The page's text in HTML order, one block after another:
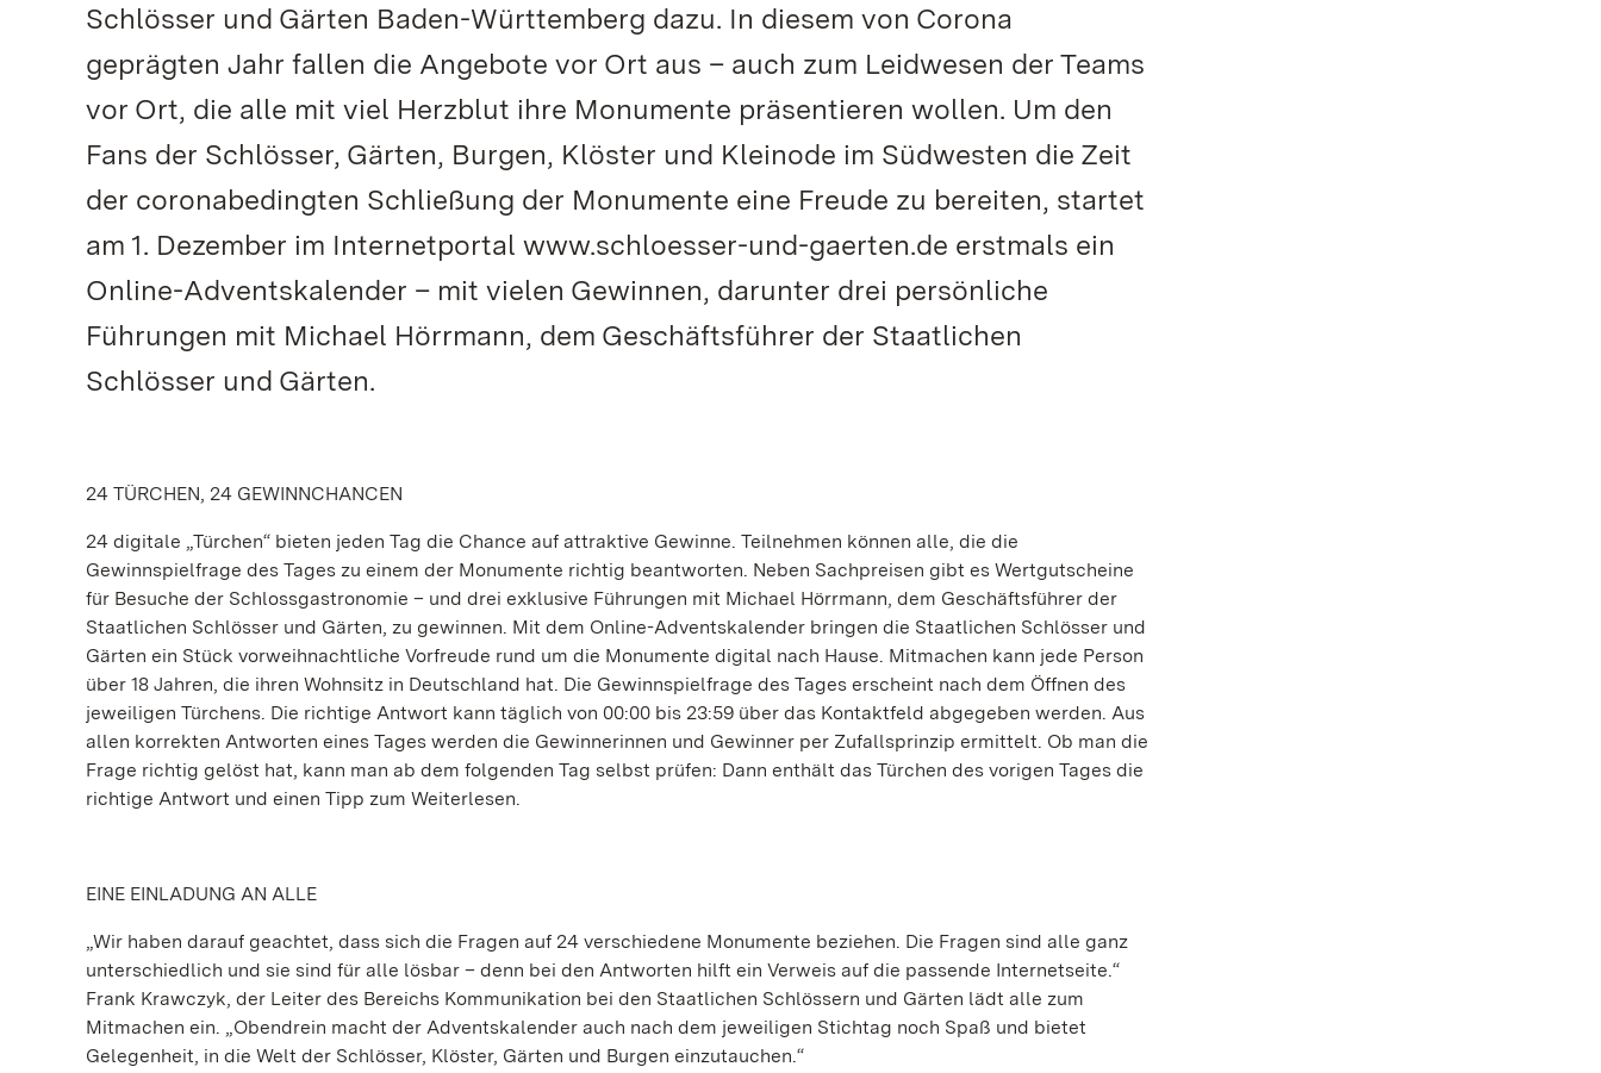
Schlösser und Gärten Baden-Württemberg dazu. In diesem von Corona
geprägten Jahr fallen die Angebote vor Ort aus – auch zum Leidwesen der Teams
vor Ort, die alle mit viel Herzblut ihre Monumente präsentieren wollen. Um den
Fans der Schlösser, Gärten, Burgen, Klöster und Kleinode im Südwesten die Zeit
der coronabedingten Schließung der Monumente eine Freude zu bereiten, startet
am 1. Dezember im Internetportal www.schloesser-und-gaerten.de erstmals ein
Online-Adventskalender – mit vielen Gewinnen, darunter drei persönliche
Führungen mit Michael Hörrmann, dem Geschäftsführer der Staatlichen
Schlösser und Gärten.
24 TÜRCHEN, 24 GEWINNCHANCEN
24 digitale „Türchen“ bieten jeden Tag die Chance auf attraktive Gewinne. Teilnehmen können alle, die die
Gewinnspielfrage des Tages zu einem der Monumente richtig beantworten. Neben Sachpreisen gibt es Wertgutscheine
für Besuche der Schlossgastronomie – und drei exklusive Führungen mit Michael Hörrmann, dem Geschäftsführer der
Staatlichen Schlösser und Gärten, zu gewinnen. Mit dem Online-Adventskalender bringen die Staatlichen Schlösser und
Gärten ein Stück vorweihnachtliche Vorfreude rund um die Monumente digital nach Hause. Mitmachen kann jede Person
über 18 Jahren, die ihren Wohnsitz in Deutschland hat. Die Gewinnspielfrage des Tages erscheint nach dem Öffnen des
jeweiligen Türchens. Die richtige Antwort kann täglich von 00:00 bis 23:59 über das Kontaktfeld abgegeben werden. Aus
allen korrekten Antworten eines Tages werden die Gewinnerinnen und Gewinner per Zufallsprinzip ermittelt. Ob man die
Frage richtig gelöst hat, kann man ab dem folgenden Tag selbst prüfen: Dann enthält das Türchen des vorigen Tages die
richtige Antwort und einen Tipp zum Weiterlesen.
EINE EINLADUNG AN ALLE
„Wir haben darauf geachtet, dass sich die Fragen auf 24 verschiedene Monumente beziehen. Die Fragen sind alle ganz
unterschiedlich und sie sind für alle lösbar – denn bei den Antworten hilft ein Verweis auf die passende Internetseite.“
Frank Krawczyk, der Leiter des Bereichs Kommunikation bei den Staatlichen Schlössern und Gärten lädt alle zum
Mitmachen ein. „Obendrein macht der Adventskalender auch nach dem jeweiligen Stichtag noch Spaß und bietet
Gelegenheit, in die Welt der Schlösser, Klöster, Gärten und Burgen einzutauchen.“